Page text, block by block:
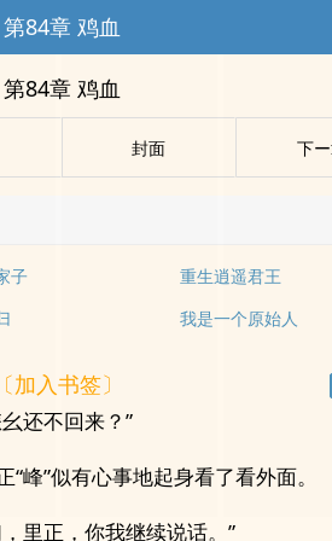
第84章 鸡血
第84章 鸡血
封面 下
子
重生逍遥君王
我是一个原始人
〔加入书签〕
还不回来？”
峰”似有心事地起身看了看外面。
里正，你我继续说话。”